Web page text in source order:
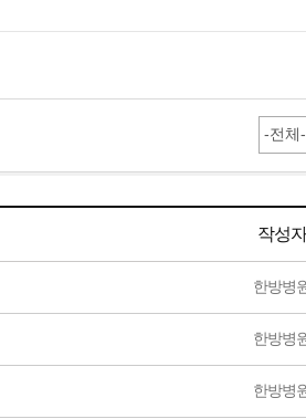
작성자
한방병
한방병
한방병